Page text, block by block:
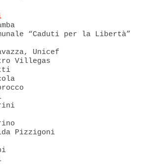
“Caduti per la Libertà”
Unicef
Villegas
Pizzigoni